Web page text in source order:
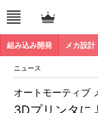
組み込み開発 メカ設計
ニュース
3Dプリンタに
オートモーティブ